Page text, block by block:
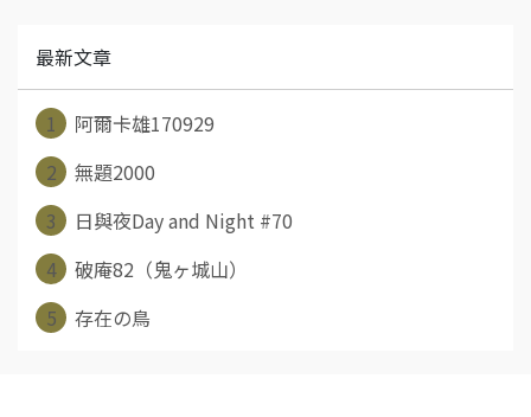
最新文章
1
阿爾卡雄170929
2
無題2000
3
日與夜Day and Night #70
4
破庵82（鬼ヶ城山）
5
存在の鳥